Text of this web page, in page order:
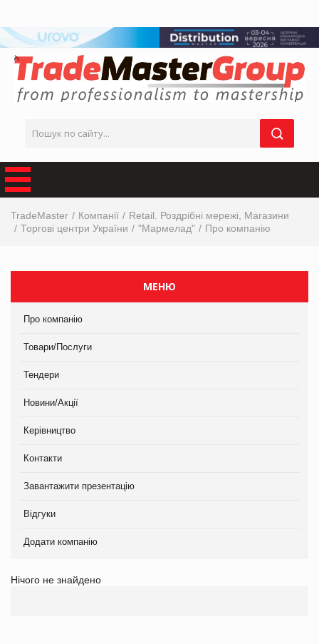
TradeMaster Компанії
Retail. Роздрібні мережі, Магазини
Торгові центри України
"Мармелад" Про компанію
МЕНЮ
Про компанію
Товари/Послуги
Тендери
Новини/Акції
Керівництво
Контакти
Завантажити презентацію
Відгуки
Додати компанію
Нічого не знайдено